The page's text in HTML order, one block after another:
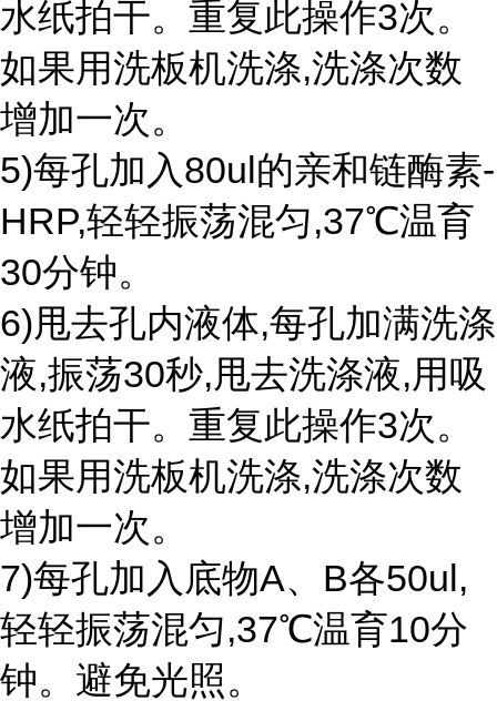
水纸拍干。重复此操作3次。
如果用洗板机洗涤,洗涤次数
增加一次。
5)每孔加入80ul的亲和链酶素-
HRP,轻轻振荡混匀,37℃温育
30分钟。
6)甩去孔内液体,每孔加满洗涤
液,振荡30秒,甩去洗涤液,用吸
水纸拍干。重复此操作3次。
如果用洗板机洗涤,洗涤次数
增加一次。
7)每孔加入底物A、B各50ul,
轻轻振荡混匀,37℃温育10分
钟。避免光照。